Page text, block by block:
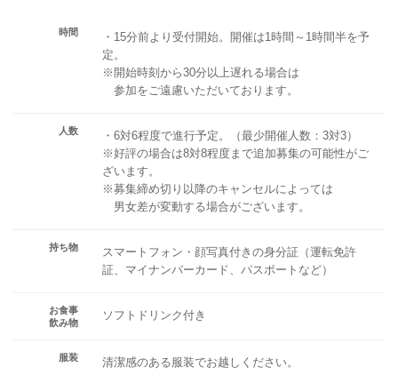
時間
・15分前より受付開始。開催は1時間～1時間半を予
定。
※開始時刻から30分以上遅れる場合は
参加をご遠慮いただいております。
人数
・6対6程度で進行予定。（最少開催人数：3対3）
※好評の場合は8対8程度まで追加募集の可能性がご
ざいます。
※募集締め切り以降のキャンセルによっては
男女差が変動する場合がございます。
持ち物
スマートフォン・顔写真付きの身分証（運転免許
証、マイナンバーカード、パスポートなど）
お食事
飲み物
ソフトドリンク付き
服装 清潔感のある服装でお越しください。